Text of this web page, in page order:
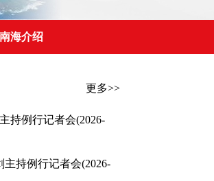
南海介绍
更多>>
持例行记者会(2026-
主持例行记者会(2026-